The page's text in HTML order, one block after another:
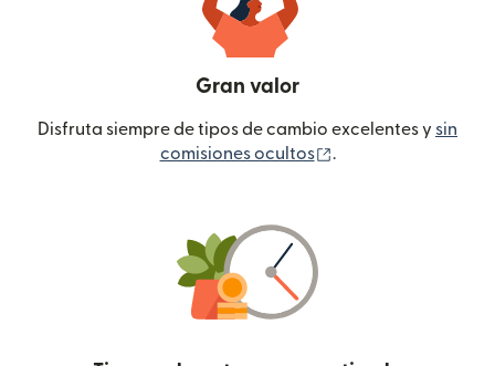
Gran valor
Disfruta siempre de tipos de cambio excelentes y sin
comisiones ocultos
.